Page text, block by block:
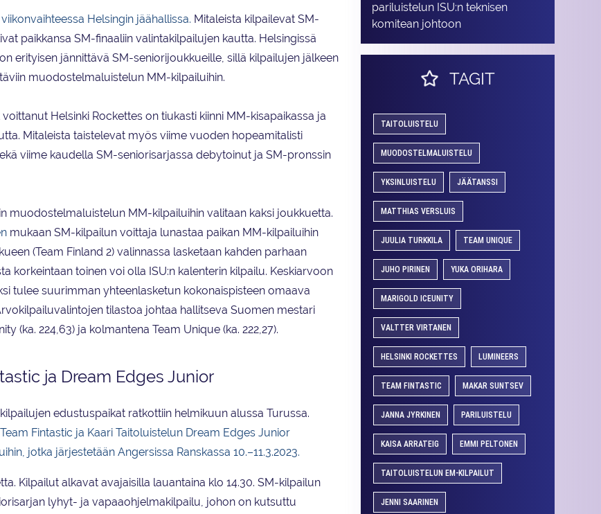
Helsingin jäähallissa. Mitaleista kilpailevat SM-
paikkansa SM-finaaliin valintakilpailujen kautta. Helsingissä
erityisen jännittävä SM-seniorijoukkueille, sillä kilpailujen jälkeen
muodostelmaluistelun MM-kilpailuihin.
Helsinki Rockettes on tiukasti kiinni MM-kisapaikassa ja
Mitaleista taistelevat myös viime vuoden hopeamitalisti
viime kaudella SM-seniorisarjassa debytoinut ja SM-pronssin
muodostelmaluistelun MM-kilpailuihin valitaan kaksi joukkuetta.
mukaan SM-kilpailun voittaja lunastaa paikan MM-kilpailuihin
(Team Finland 2) valinnassa lasketaan kahden parhaan
korkeintaan toinen voi olla ISU:n kalenterin kilpailu. Keskiarvoon
tulee suurimman yhteenlasketun kokonaispisteen omaava
tilastoa johtaa hallitseva Suomen mestari
(ka. 224,63) ja kolmantena Team Unique (ka. 222,27).
ja Dream Edges Junior
edustuspaikat ratkottiin helmikuun alussa Turussa.
Fintastic ja Kaari Taitoluistelun Dream Edges Junior
jotka järjestetään Angersissa Ranskassa 10.–11.3.2023.
Kilpailut alkavat avajaisilla lauantaina klo 14.30. SM-kilpailun
lyhyt- ja vapaaohjelmakilpailu, johon on kutsuttu
pariluistelun ISU:n teknisen
komitean johtoon
TAGIT
TAITOLUISTELU
MUODOSTELMALUISTELU
YKSINLUISTELU JÄÄTANSSI
MATTHIAS VERSLUIS
JUULIA TURKKILA TEAM UNIQUE
JUHO PIRINEN YUKA ORIHARA
MARIGOLD ICEUNITY
VALTTER VIRTANEN
HELSINKI ROCKETTES LUMINEERS
TEAM FINTASTIC MAKAR SUNTSEV
JANNA JYRKINEN PARILUISTELU
KAISA ARRATEIG EMMI PELTONEN
TAITOLUISTELUN EM-KILPAILUT
JENNI SAARINEN